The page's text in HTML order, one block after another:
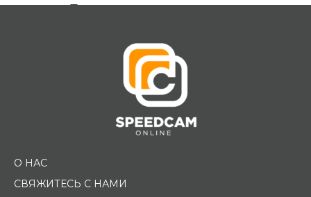
Помощь водителю
О НАС
СВЯЖИТЕСЬ С НАМИ